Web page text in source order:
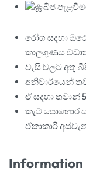
බීජ
රෝග සදහා
කාලගුණය
වැසි වලට අතු
අනිවාර්යෙන්
ඒ සදහා තවාන්
කැට පොහොර
ඒකාකාරී
Information